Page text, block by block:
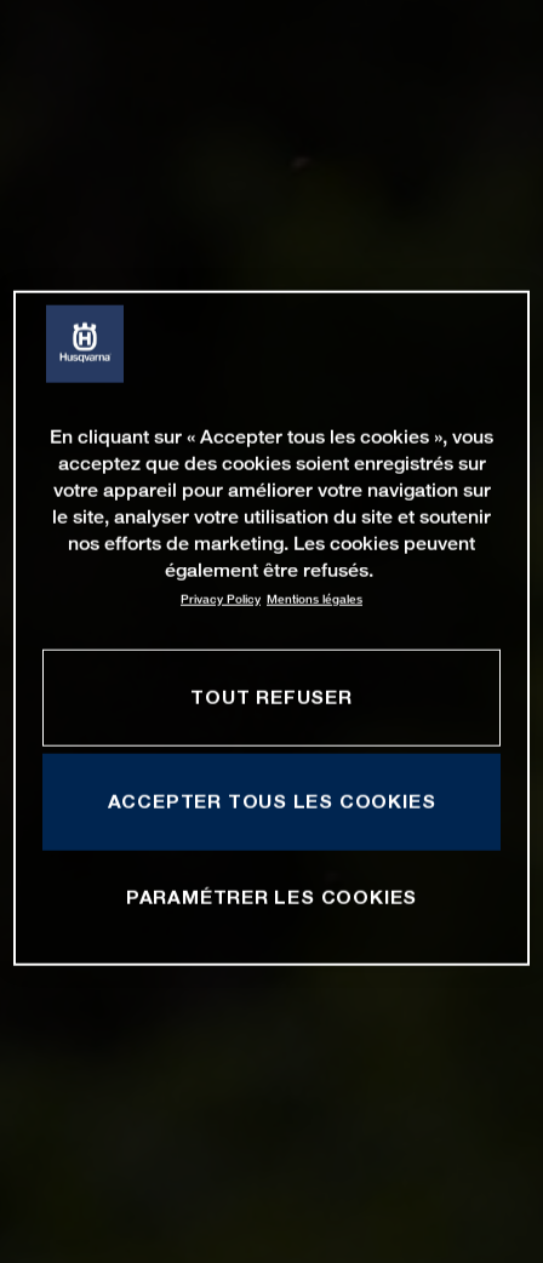
En cliquant sur « Accepter tous les cookies », vous
acceptez que des cookies soient enregistrés sur
votre appareil pour améliorer votre navigation sur
le site, analyser votre utilisation du site et soutenir
nos efforts de marketing. Les cookies peuvent
également être refusés.
Privacy Policy Mentions légales
TOUT REFUSER
ACCEPTER TOUS LES COOKIES
PARAMÉTRER LES COOKIES